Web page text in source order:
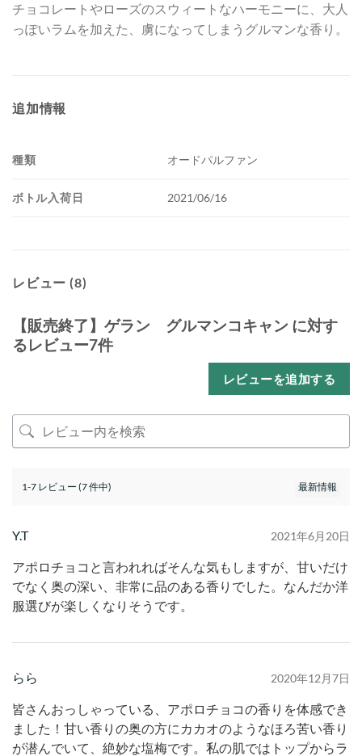
チョコレートやローズのスウィートなハーモニーに、大人
っぽいラムを加えた、虜になってしまうグルマンな香り。
追加情報
種類 オードパルファン
ボトル入荷日 2021/06/16
レビュー (8)
【販売終了】ゲラン グルマンコキャン に対す
るレビュー7件
レビューを追加する
1-7 レビュー (7 件中)
Y.T 2021年6月20日
アポロチョコと言われればそんな気もしますが、甘いだけ
でなく奥の深い、非常に品のある香りでした。なんだか洋
服選びが楽しくなりそうです。
らら 2020年12月7日
皆さんおっしゃっている、アポロチョコの香りを体感でき
ました！甘い香りの奥の方にカカオのようなほろ苦い香り
が潜んでいて、絶妙な塩梅です。私の肌ではトップからラ